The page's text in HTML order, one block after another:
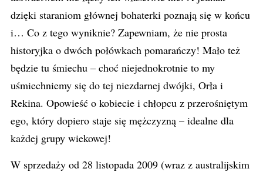
dzięki staraniom głównej bohaterki poznają się w końcu
i… Co z tego wyniknie? Zapewniam, że nie prosta
historyjka o dwóch połówkach pomarańczy! Mało też
będzie tu śmiechu – choć niejednokrotnie to my
uśmiechniemy się do tej niezdarnej dwójki, Orła i
Rekina. Opowieść o kobiecie i chłopcu z przerośniętym
ego, który dopiero staje się mężczyzną – idealne dla
każdej grupy wiekowej!
W sprzedaży od 28 listopada 2009 (wraz z australijskim